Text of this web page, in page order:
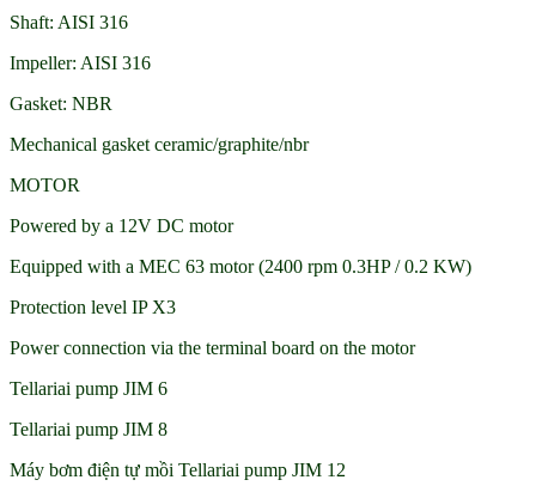
Shaft: AISI 316
Impeller: AISI 316
Gasket: NBR
Mechanical gasket ceramic/graphite/nbr
MOTOR
Powered by a 12V DC motor
Equipped with a MEC 63 motor (2400 rpm 0.3HP / 0.2 KW)
Protection level IP X3
Power connection via the terminal board on the motor
Tellariai pump JIM 6
Tellariai pump JIM 8
Máy bơm điện tự mồi Tellariai pump JIM 12